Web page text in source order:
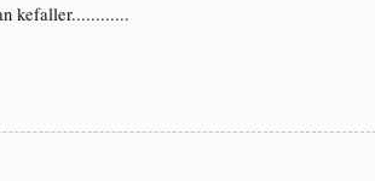
kefaller............